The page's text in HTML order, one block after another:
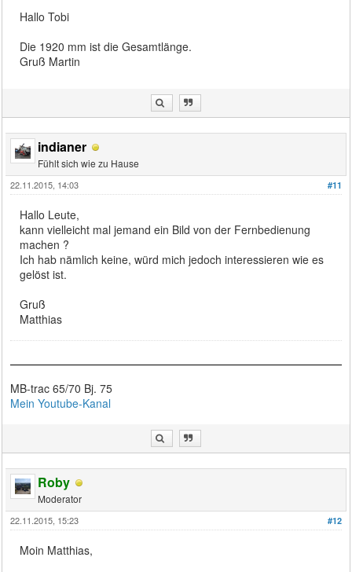
Hallo Tobi
Die 1920 mm ist die Gesamtlänge.
Gruß Martin
indianer
Fühlt sich wie zu Hause
#11
22.11.2015, 14:03
Hallo Leute,
kann vielleicht mal jemand ein Bild von der Fernbedienung
machen ?
Ich hab nämlich keine, würd mich jedoch interessieren wie es
gelöst ist.
Gruß
Matthias
MB-trac 65/70 Bj. 75
Mein Youtube-Kanal
Roby
Moderator
#12
22.11.2015, 15:23
Moin Matthias,